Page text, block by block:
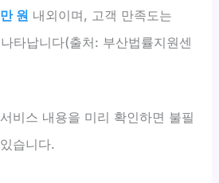
원 내외이며, 고객 만족도는
타납니다(출처: 부산법률지원센
비스 내용을 미리 확인하면 불필
습니다.